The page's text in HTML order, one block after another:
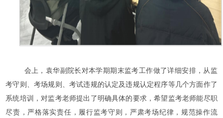
会上， 袁华副院长对本学期期末监考工作做了详细安排，从监
考守则、考场规则、考试违规的认定及违规认定程序等几个方面作了
系统培训，对监考老师提出了明确具体的要求，希望监考老师能尽职
尽责，严格落实责任，履行监考守则，严肃考场纪律，规范操作流